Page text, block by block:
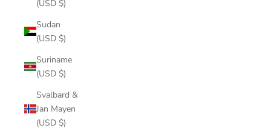
(USD $)
Sudan
(USD $)
Suriname
(USD $)
Svalbard &
Jan Mayen
(USD $)